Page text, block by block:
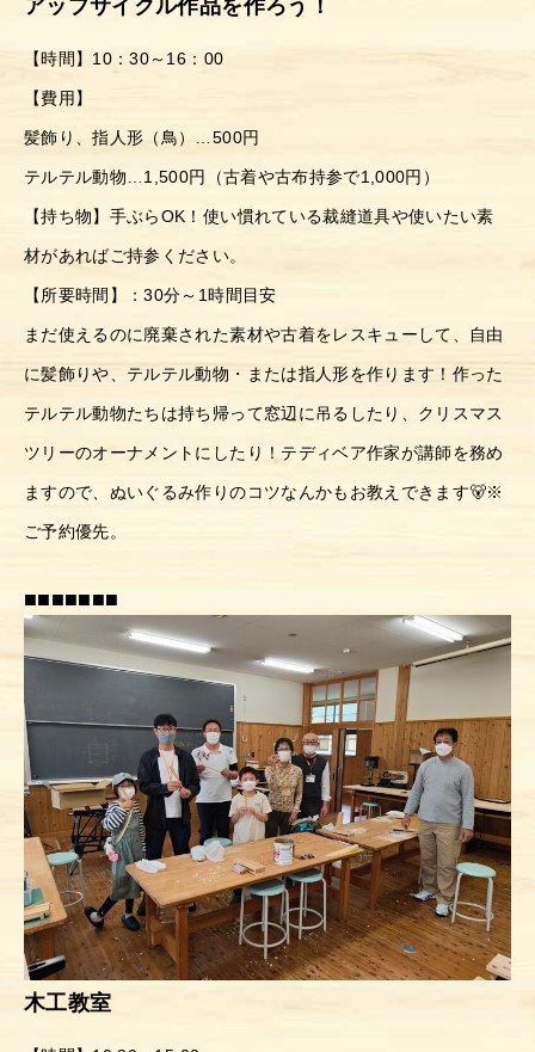
アップサイクル作品を作ろう！
【時間】10：30～16：00
【費用】
髪飾り、指人形（鳥）…500円
テルテル動物…1,500円（古着や古布持参で1,000円）
【持ち物】手ぶらOK！使い慣れている裁縫道具や使いたい素
材があればご持参ください。
【所要時間】：30分～1時間目安
まだ使えるのに廃棄された素材や古着をレスキューして、自由
に髪飾りや、テルテル動物・または指人形を作ります！作った
テルテル動物たちは持ち帰って窓辺に吊るしたり、クリスマス
ツリーのオーナメントにしたり！テディベア作家が講師を務め
ますので、ぬいぐるみ作りのコツなんかもお教えできます🐻※
ご予約優先。
■■■■■■■
木工教室